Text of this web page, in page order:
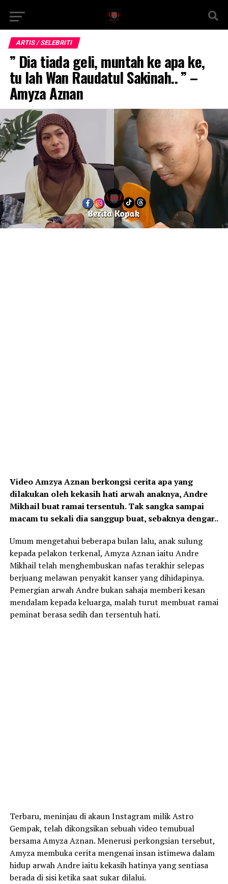
ARTIS / SELEBRITI
” Dia tiada geli, muntah ke apa ke,
tu lah Wan Raudatul Sakinah.. ” –
Amyza Aznan
Video Amzya Aznan berkongsi cerita apa yang
dilakukan oleh kekasih hati arwah anaknya, Andre
Mikhail buat ramai tersentuh. Tak sangka sampai
macam tu sekali dia sanggup buat, sebaknya dengar..
Umum mengetahui beberapa bulan lalu, anak sulung
kepada pelakon terkenal, Amyza Aznan iaitu Andre
Mikhail telah menghembuskan nafas terakhir selepas
berjuang melawan penyakit kanser yang dihidapinya.
Pemergian arwah Andre bukan sahaja memberi kesan
mendalam kepada keluarga, malah turut membuat ramai
peminat berasa sedih dan tersentuh hati.
Terbaru, meninjau di akaun Instagram milik Astro
Gempak, telah dikongsikan sebuah video temubual
bersama Amyza Aznan. Menerusi perkongsian tersebut,
Amyza membuka cerita mengenai insan istimewa dalam
hidup arwah Andre iaitu kekasih hatinya yang sentiasa
berada di sisi ketika saat sukar dilalui.